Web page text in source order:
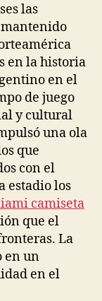
las
mantenido
en la historia
en el
de juego
y cultural
una ola
que
con el
estadio los
camiseta
que el
La
en un
en el